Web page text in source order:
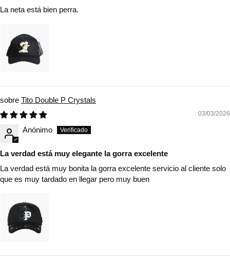
La neta está bien perra.
Tito Double P Crystals
03/03/2026
Anónimo
La verdad está muy elegante la gorra excelente
La verdad está muy bonita la gorra excelente servicio al cliente solo
que es muy tardado en llegar pero muy buen